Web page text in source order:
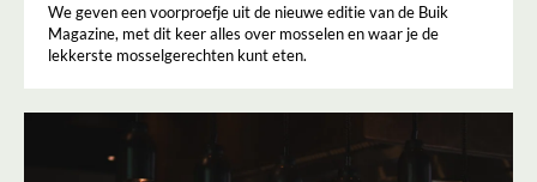
We geven een voorproefje uit de nieuwe editie van de Buik
Magazine, met dit keer alles over mosselen en waar je de
lekkerste mosselgerechten kunt eten.